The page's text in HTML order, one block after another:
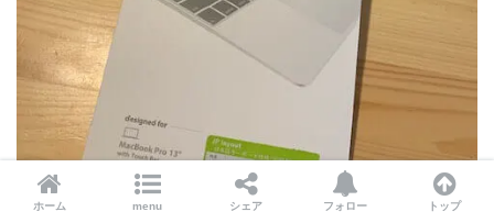
ホーム menu シェア フォロー トップ